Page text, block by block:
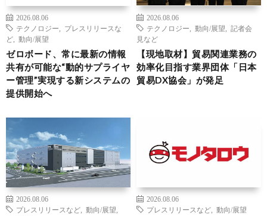
2026.08.06
テクノロジー
プレスリリースな
ど
動向/展望
ゼロボード、常に最新の情報
共有が可能な“動的サプライヤ
ー管理”実現する新システムの
提供開始へ
2026.08.06
テクノロジー
動向/展望
記者会
見など
【現地取材】貿易関連業務の
効率化目指す業界団体「日本
貿易DX協会」が発足
2026.08.06
プレスリリースなど
動向/展望
2026.08.06
プレスリリースなど
動向/展望